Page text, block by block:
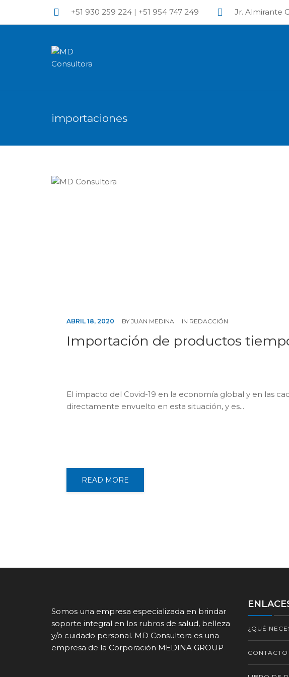
+51 930 259 224 | +51 954 747 249 Jr. Almirante
importaciones
ABRIL 18, 2020 BY JUAN MEDINA IN REDACCIÓN
Importación de productos
El impacto del Covid-19 en la economía global y en las
directamente envuelto en esta situación, y es...
READ MORE
Somos una empresa especializada en brindar
soporte integral en los rubros de salud, belleza
y/o cuidado personal. MD Consultora es una
empresa de la Corporación MEDINA GROUP
¿QUÉ
CONTACTO